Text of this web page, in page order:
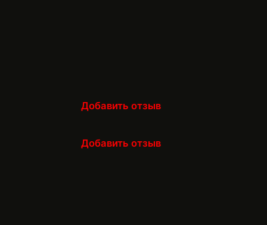
Добавить отзыв
Добавить отзыв